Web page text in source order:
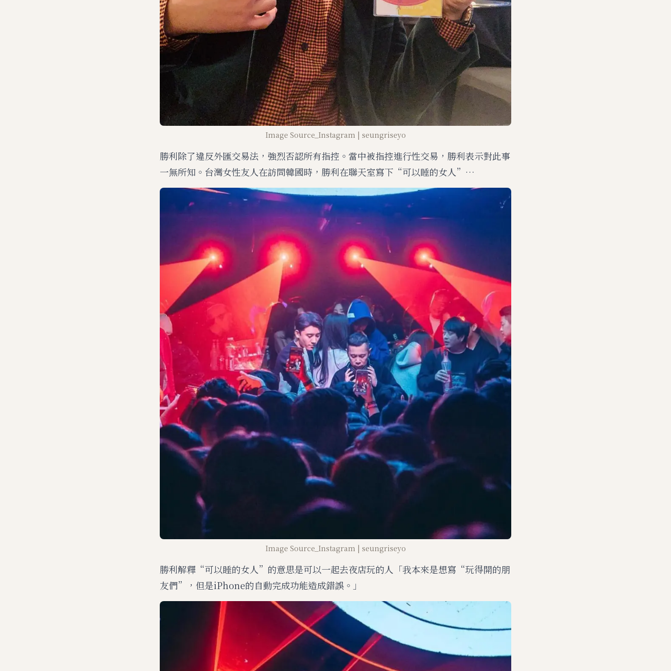
Image Source_Instagram | seungriseyo
勝利除了違反外匯交易法，強烈否認所有指控。當中被指控進行性交易，勝利表示對此事
一無所知。台灣女性友人在訪問韓國時，勝利在聯天室寫下“可以睡的女人”…
Image Source_Instagram | seungriseyo
勝利解釋“可以睡的女人”的意思是可以一起去夜店玩的人「我本來是想寫“玩得開的朋
友們”，但是iPhone的自動完成功能造成錯誤。」